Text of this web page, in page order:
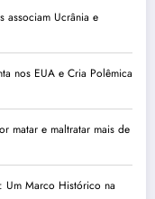
associam Ucrânia e
nos EUA e Cria Polêmica
matar e maltratar mais de
Um Marco Histórico na